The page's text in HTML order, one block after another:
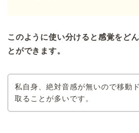
このように使い分けると感覚をど
とができます。
私自身、絶対音感が無いので移動
取ることが多いです。